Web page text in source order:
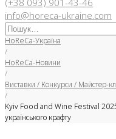
(+38 093) 901-43-46
info@horeca-ukraine.com
Искать:
HoReCa-Україна
/
HoReCa-Новини
/
Виставки / Конкурси / Майстер-
/
Kyiv Food and Wine Festival
українського крафту